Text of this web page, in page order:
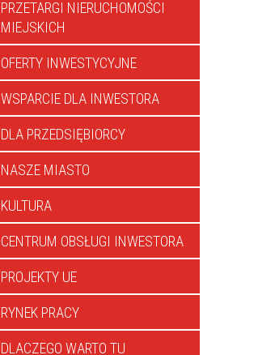
PRZETARGI NIERUCHOMOŚCI
MIEJSKICH
OFERTY INWESTYCYJNE
WSPARCIE DLA INWESTORA
DLA PRZEDSIĘBIORCY
NASZE MIASTO
KULTURA
CENTRUM OBSŁUGI INWESTORA
PROJEKTY UE
RYNEK PRACY
DLACZEGO WARTO TU